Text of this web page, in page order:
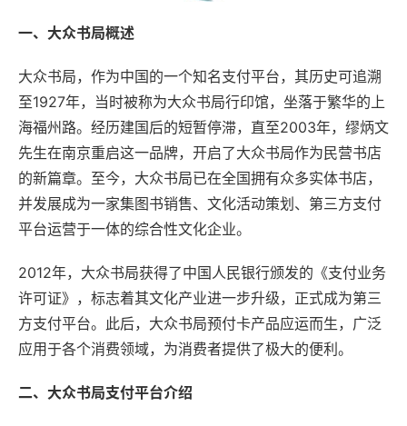
一、大众书局概述
大众书局，作为中国的一个知名支付平台，其历史可追溯
至1927年，当时被称为大众书局行印馆，坐落于繁华的上
海福州路。经历建国后的短暂停滞，直至2003年，缪炳文
先生在南京重启这一品牌，开启了大众书局作为民营书店
的新篇章。至今，大众书局已在全国拥有众多实体书店，
并发展成为一家集图书销售、文化活动策划、第三方支付
平台运营于一体的综合性文化企业。
2012年，大众书局获得了中国人民银行颁发的《支付业务
许可证》，标志着其文化产业进一步升级，正式成为第三
方支付平台。此后，大众书局预付卡产品应运而生，广泛
应用于各个消费领域，为消费者提供了极大的便利。
二、大众书局支付平台介绍